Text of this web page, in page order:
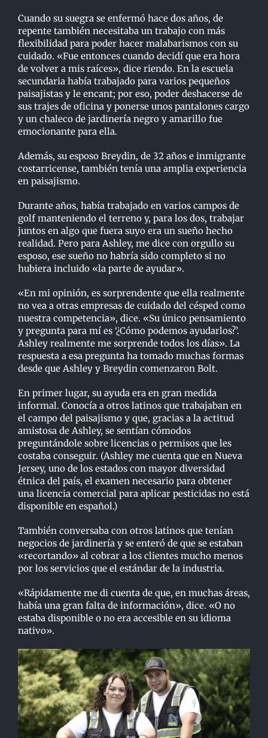
Cuando su suegra se enfermó hace dos años, de
repente también necesitaba un trabajo con más
flexibilidad para poder hacer malabarismos con su
cuidado. «Fue entonces cuando decidí que era hora
de volver a mis raíces», dice riendo. En la escuela
secundaria había trabajado para varios pequeños
paisajistas y le encant; por eso, poder deshacerse de
sus trajes de oficina y ponerse unos pantalones cargo
y un chaleco de jardinería negro y amarillo fue
emocionante para ella.
Además, su esposo Breydin, de 32 años e inmigrante
costarricense, también tenía una amplia experiencia
en paisajismo.
Durante años, había trabajado en varios campos de
golf manteniendo el terreno y, para los dos, trabajar
juntos en algo que fuera suyo era un sueño hecho
realidad. Pero para Ashley, me dice con orgullo su
esposo, ese sueño no habría sido completo si no
hubiera incluido «la parte de ayudar».
«En mi opinión, es sorprendente que ella realmente
no vea a otras empresas de cuidado del césped como
nuestra competencia», dice. «Su único pensamiento
y pregunta para mí es ‘¿Cómo podemos ayudarlos?’.
Ashley realmente me sorprende todos los días». La
respuesta a esa pregunta ha tomado muchas formas
desde que Ashley y Breydin comenzaron Bolt.
En primer lugar, su ayuda era en gran medida
informal. Conocía a otros latinos que trabajaban en
el campo del paisajismo y que, gracias a la actitud
amistosa de Ashley, se sentían cómodos
preguntándole sobre licencias o permisos que les
costaba conseguir. (Ashley me cuenta que en Nueva
Jersey, uno de los estados con mayor diversidad
étnica del país, el examen necesario para obtener
una licencia comercial para aplicar pesticidas no está
disponible en español.)
También conversaba con otros latinos que tenían
negocios de jardinería y se enteró de que se estaban
«recortando» al cobrar a los clientes mucho menos
por los servicios que el estándar de la industria.
«Rápidamente me di cuenta de que, en muchas áreas,
había una gran falta de información», dice. «O no
estaba disponible o no era accesible en su idioma
nativo».